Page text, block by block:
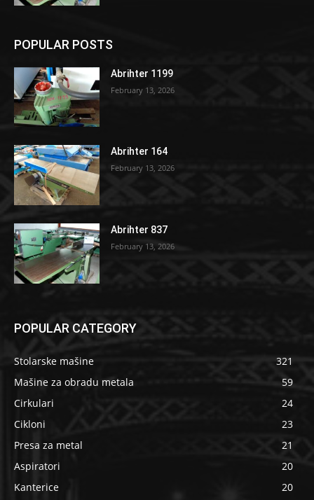
POPULAR POSTS
Abrihter 1199
February 13, 2026
Abrihter 164
February 13, 2026
Abrihter 837
February 13, 2026
POPULAR CATEGORY
Stolarske mašine
321
Mašine za obradu metala
59
Cirkulari
24
Cikloni
23
Presa za metal
21
Aspiratori
20
Kanterice
20